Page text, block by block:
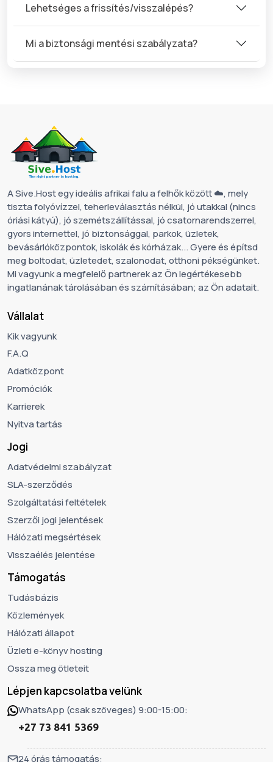
Lehetséges a frissítés/visszalépés?
Mi a biztonsági mentési szabályzata?
A Sive.Host egy ideális afrikai falu a felhők között ☁️, mely
tiszta folyóvízzel, teherleválasztás nélkül, jó utakkal (nincs
óriási kátyú), jó szemétszállítással, jó csatornarendszerrel,
gyors internettel, jó biztonsággal, parkok, üzletek,
bevásárlóközpontok, iskolák és kórházak... Gyere és építsd
meg boltodat, üzletedet, szalonodat, otthoni pékségünket.
Mi vagyunk a megfelelő partnerek az Ön legértékesebb
ingatlanának tárolásában és számításában; az Ön adatait.
Vállalat
Kik vagyunk
F.A.Q
Adatközpont
Promóciók
Karrierek
Nyitva tartás
Jogi
Adatvédelmi szabályzat
SLA-szerződés
Szolgáltatási feltételek
Szerzői jogi jelentések
Hálózati megsértések
Visszaélés jelentése
Támogatás
Tudásbázis
Közlemények
Hálózati állapot
Üzleti e-könyv hosting
Ossza meg ötleteit
Lépjen kapcsolatba velünk
WhatsApp (csak szöveges) 9:00-15:00:
+27 73 841 5369
24 órás támogatás: